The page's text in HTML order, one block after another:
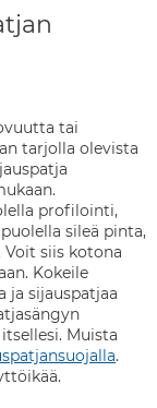
tai
tarjolla olevista
profilointi,
sileä pinta,
siis kotona
Kokeile
ja sijauspatjaa
Muista
.